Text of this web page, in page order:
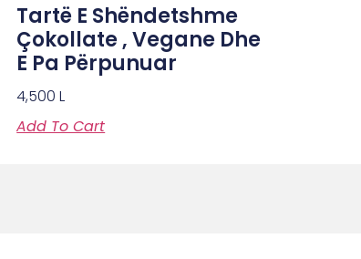
Tartë E Shëndetshme
Çokollate , Vegane Dhe
E Pa Përpunuar
4,500L
Add To Cart